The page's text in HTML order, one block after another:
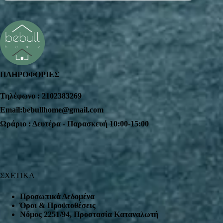
ΠΛΗΡΟΦΟΡΙΕΣ
Τηλέφωνο : 2102383269
Email:bebullhome@gmail.com
Ωράριο : Δευτέρα - Παρασκευή 10:00-15:00
ΣΧΕΤΙΚΑ
Προσωπικά Δεδομένα
Όροι & Προϋποθέσεις
Nόμος 2251/94, Προστασία Καταναλωτή